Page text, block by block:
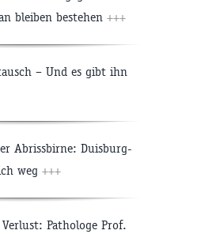
bleiben bestehen +++
– Und es gibt ihn
Abrissbirne: Duisburg-
weg +++
Pathologe Prof.